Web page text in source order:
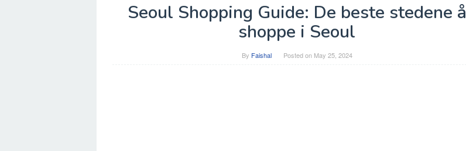
Seoul Shopping Guide: De beste stedene å
shoppe i Seoul
By Faishal Posted on May 25, 2024